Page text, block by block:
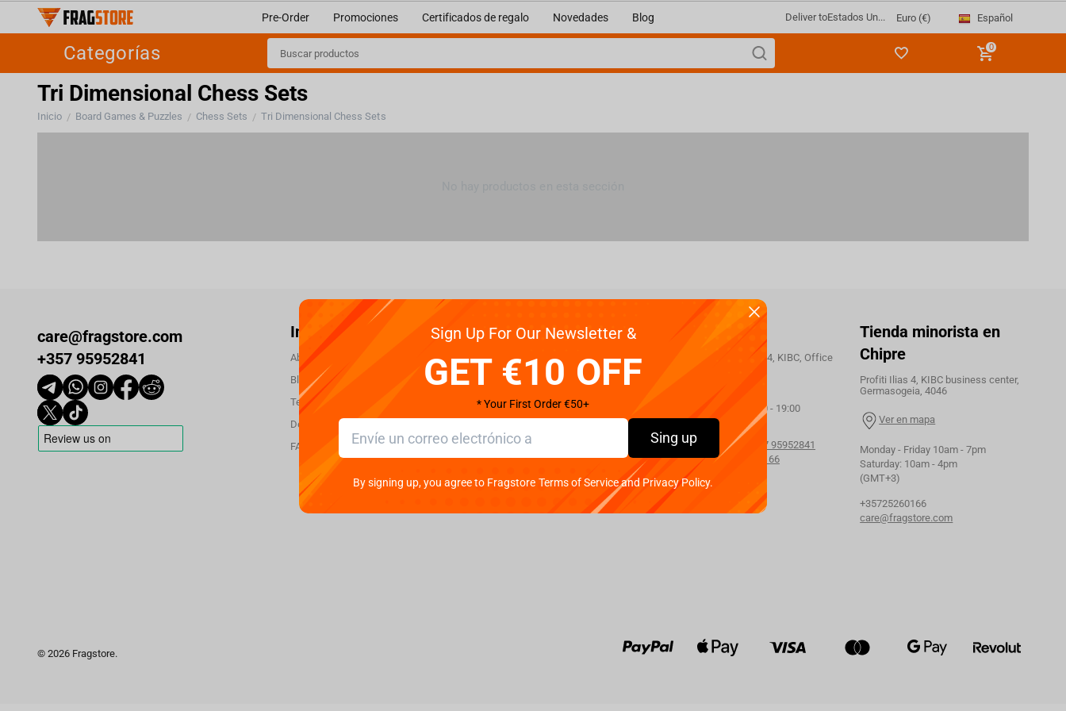
Pre-Order Promociones Certificados de regalo Novedades Blog Deliver toEstados Un... Euro (€) Español
Categorías 0
Tri Dimensional Chess Sets
Inicio / Board Games & Puzzles / Chess Sets / Tri Dimensional Chess Sets
care@fragstore.com
+357 95952841
Información
About us
Blog
Terms and conditions
Delivery
FAQ
Apoyo
Política de cookies
Política de privacidad
Garantía y servicio
Contactos
Entrega
DHL
UPS
DPD
Contáctenos
Limassol, Profiti Ilias 4, KIBC, Office
Monday - Friday 09:00 - 19:00
(GMT+3)
For wholesalers:
+357 95952841
Finance:+357 25260166
Tienda minorista en
Chipre
Profiti Ilias 4, KIBC business center,
Germasogeia, 4046
Ver en mapa
Monday - Friday 10am - 7pm
Saturday: 10am - 4pm
(GMT+3)
+35725260166
care@fragstore.com
Sign Up For Our Newsletter &
GET €10 OFF
* Your First Order €50+
Sing up
By signing up, you agree to Fragstore Terms of Service and Privacy Policy.
© 2026 Fragstore.